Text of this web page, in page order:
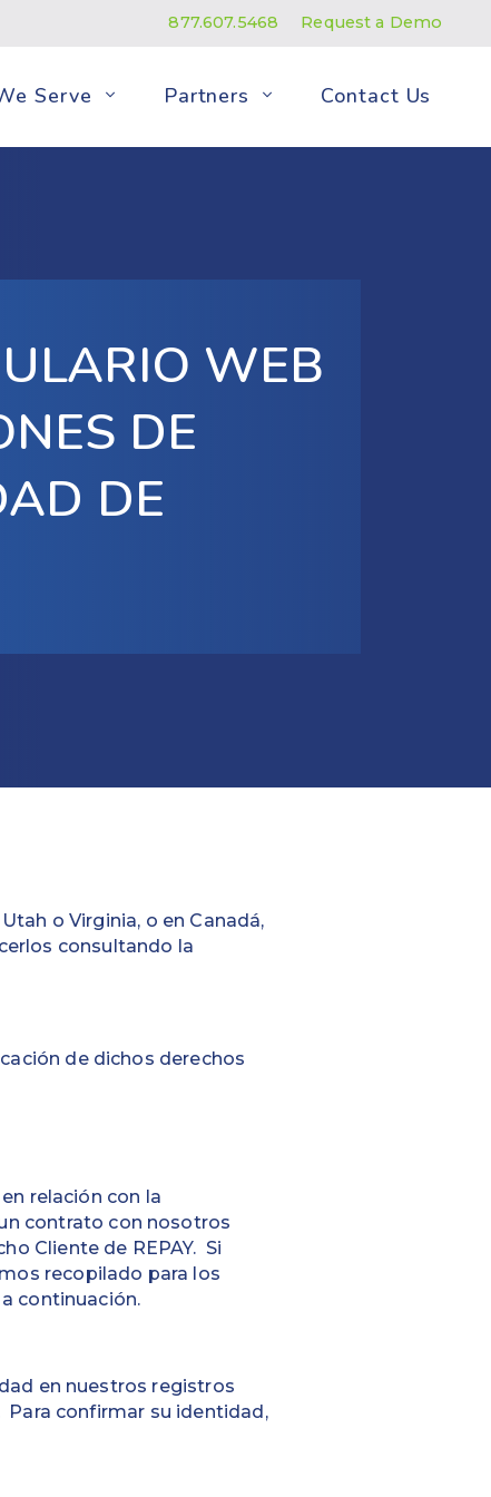
877.607.5468 Request a Demo
Serve Partners Contact Us
WEB
DE
DE
o Virginia, o en Canadá,
consultando la
de dichos derechos
relación con la
contrato con nosotros
Cliente de REPAY. Si
recopilado para los
continuación.
en nuestros registros
Para confirmar su identidad,